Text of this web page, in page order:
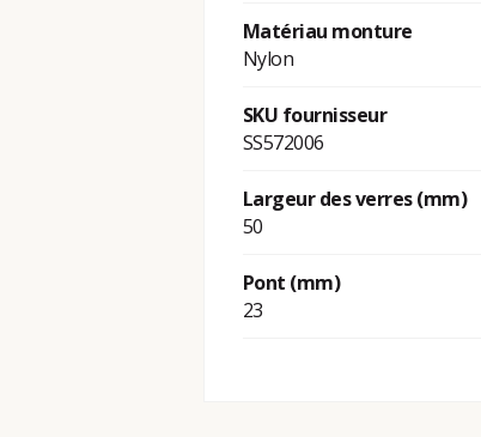
Matériau monture
Nylon
SKU fournisseur
SS572006
Largeur des verres (mm)
50
Pont (mm)
23